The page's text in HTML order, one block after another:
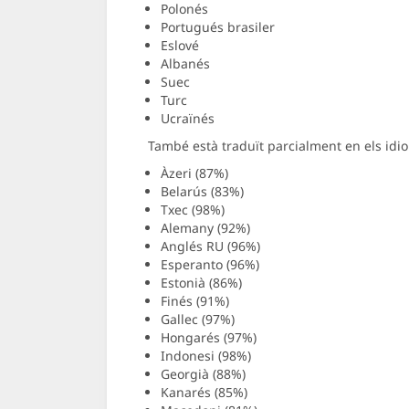
Polonés
Portugués brasiler
Eslové
Albanés
Suec
Turc
Ucraïnés
També està traduït parcialment en els
Àzeri (87%)
Belarús (83%)
Txec (98%)
Alemany (92%)
Anglés RU (96%)
Esperanto (96%)
Estonià (86%)
Finés (91%)
Gallec (97%)
Hongarés (97%)
Indonesi (98%)
Georgià (88%)
Kanarés (85%)